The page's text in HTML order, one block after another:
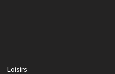
Loisirs